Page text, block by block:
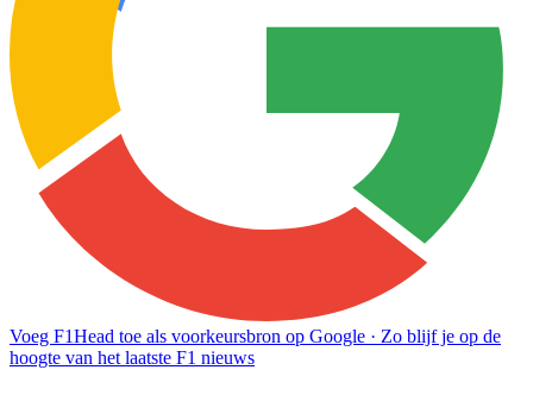
Voeg F1Head toe als voorkeursbron op Google · Zo blijf je op de
hoogte van het laatste F1 nieuws